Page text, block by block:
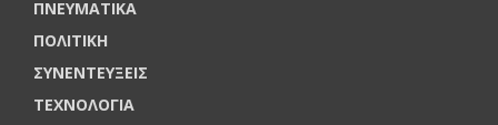
ΠΝΕΥΜΑΤΙΚΑ
ΠΟΛΙΤΙΚΗ
ΣΥΝΕΝΤΕΥΞΕΙΣ
ΤΕΧΝΟΛΟΓΙΑ